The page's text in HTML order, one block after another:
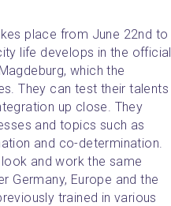
place from June 22nd to
life develops in the official
which the
They can test their talents
up close. They
and topics such as
and co-determination.
and work the same
Germany, Europe and the
trained in various